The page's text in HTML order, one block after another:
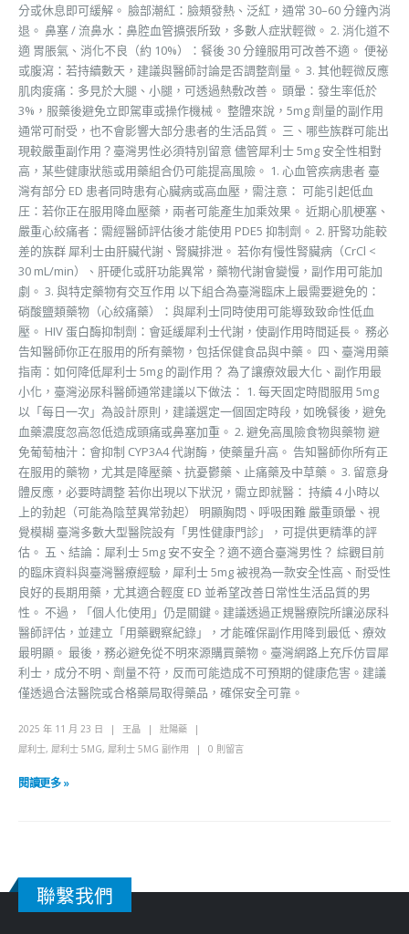
分或休息即可緩解。 臉部潮紅：臉頰發熱、泛紅，通常 30–60 分鐘內消
退。 鼻塞 / 流鼻水：鼻腔血管擴張所致，多數人症狀輕微。 2. 消化道不
適 胃脹氣、消化不良（約 10%）：餐後 30 分鐘服用可改善不適。 便祕
或腹瀉：若持續數天，建議與醫師討論是否調整劑量。 3. 其他輕微反應
肌肉痠痛：多見於大腿、小腿，可透過熱敷改善。 頭暈：發生率低於
3%，服藥後避免立即駕車或操作機械。 整體來說，5mg 劑量的副作用
通常可耐受，也不會影響大部分患者的生活品質。 三、哪些族群可能出
現較嚴重副作用？臺灣男性必須特別留意 儘管犀利士 5mg 安全性相對
高，某些健康狀態或用藥組合仍可能提高風險。 1. 心血管疾病患者 臺
灣有部分 ED 患者同時患有心臟病或高血壓，需注意： 可能引起低血
圧：若你正在服用降血壓藥，兩者可能產生加乘效果。 近期心肌梗塞、
嚴重心絞痛者：需經醫師評估後才能使用 PDE5 抑制劑。 2. 肝腎功能較
差的族群 犀利士由肝臟代謝、腎臟排泄。 若你有慢性腎臟病（CrCl <
30 mL/min）、肝硬化或肝功能異常，藥物代謝會變慢，副作用可能加
劇。 3. 與特定藥物有交互作用 以下組合為臺灣臨床上最需要避免的：
硝酸鹽類藥物（心絞痛藥）：與犀利士同時使用可能導致致命性低血
壓。 HIV 蛋白酶抑制劑：會延緩犀利士代謝，使副作用時間延長。 務必
告知醫師你正在服用的所有藥物，包括保健食品與中藥。 四、臺灣用藥
指南：如何降低犀利士 5mg 的副作用？ 為了讓療效最大化、副作用最
小化，臺灣泌尿科醫師通常建議以下做法： 1. 每天固定時間服用 5mg
以「每日一次」為設計原則，建議選定一個固定時段，如晚餐後，避免
血藥濃度忽高忽低造成頭痛或鼻塞加重。 2. 避免高風險食物與藥物 避
免葡萄柚汁：會抑制 CYP3A4 代謝酶，使藥量升高。 告知醫師你所有正
在服用的藥物，尤其是降壓藥、抗憂鬱藥、止痛藥及中草藥。 3. 留意身
體反應，必要時調整 若你出現以下狀況，需立即就醫： 持續 4 小時以
上的勃起（可能為陰莖異常勃起） 明顯胸悶、呼吸困難 嚴重頭暈、視
覺模糊 臺灣多數大型醫院設有「男性健康門診」，可提供更精準的評
估。 五、結論：犀利士 5mg 安不安全？適不適合臺灣男性？ 綜觀目前
的臨床資料與臺灣醫療經驗，犀利士 5mg 被視為一款安全性高、耐受性
良好的長期用藥，尤其適合輕度 ED 並希望改善日常性生活品質的男
性。 不過，「個人化使用」仍是關鍵。建議透過正規醫療院所讓泌尿科
醫師評估，並建立「用藥觀察紀錄」，才能確保副作用降到最低、療效
最明顯。 最後，務必避免從不明來源購買藥物。臺灣網路上充斥仿冒犀
利士，成分不明、劑量不符，反而可能造成不可預期的健康危害。建議
僅透過合法醫院或合格藥局取得藥品，確保安全可靠。
2025 年 11 月 23 日 王晶
壯陽藥
犀利士, 犀利士 5MG, 犀利士 5MG 副作用 0 則留言
閱讀更多 »
聯繫我們